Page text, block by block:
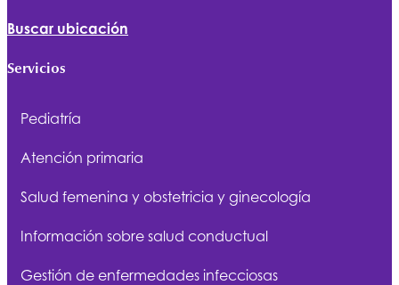
Buscar ubicación
Servicios
Pediatría
Atención primaria
Salud femenina y obstetricia y ginecología
Información sobre salud conductual
Gestión de enfermedades infecciosas